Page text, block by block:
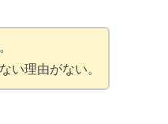
い理由がない。